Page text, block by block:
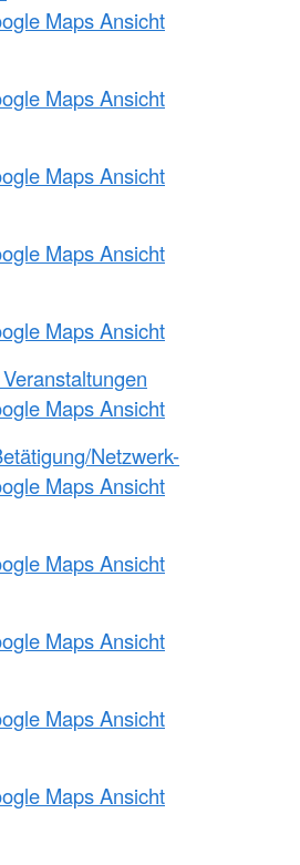
Maps Ansicht
Maps Ansicht
Maps Ansicht
Maps Ansicht
Maps Ansicht
Maps Ansicht
Netzwerk-
Maps Ansicht
Maps Ansicht
Maps Ansicht
Maps Ansicht
Maps Ansicht